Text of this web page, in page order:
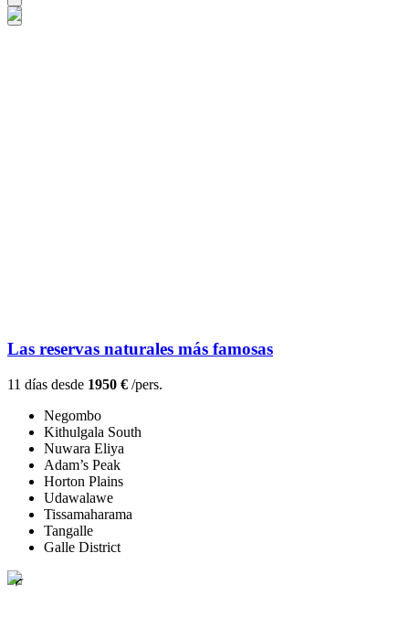
Las reservas naturales más famosas
11 días desde 1950 € /pers.
Negombo
Kithulgala South
Nuwara Eliya
Adam’s Peak
Horton Plains
Udawalawe
Tissamaharama
Tangalle
Galle District